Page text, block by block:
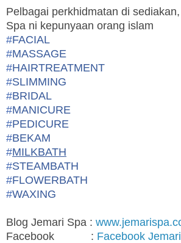
Pelbagai perkhidmatan di
Spa ni kepunyaan orang islam
#FACIAL
#MASSAGE
#HAIRTREATMENT
#SLIMMING
#BRIDAL
#MANICURE
#PEDICURE
#BEKAM
#MILKBATH
#STEAMBATH
#FLOWERBATH
#WAXING
Blog Jemari Spa :
Facebook : Facebook